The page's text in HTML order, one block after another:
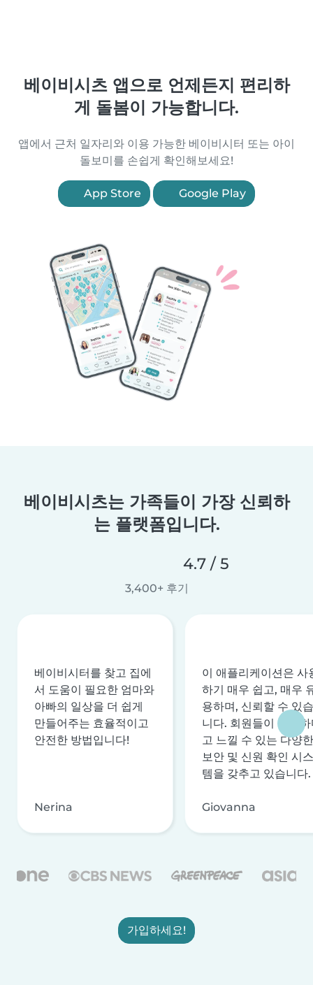
베이비시츠 앱으로 언제든지 편리하
게 돌봄이 가능합니다.
앱에서 근처 일자리와 이용 가능한 베이비시터 또는 아이
돌보미를 손쉽게 확인해보세요!
App Store Google Play
베이비시츠는 가족들이 가장 신뢰하
는 플랫폼입니다.
4.7 / 5
3,400+ 후기
베이비시터를 찾고 집에
서 도움이 필요한 엄마와
아빠의 일상을 더 쉽게
만들어주는 효율적이고
안전한 방법입니다!
Nerina
이 애플리케이션은 사
하기 매우 쉽고, 매우
용하며, 신뢰할 수 있습
니다. 회원들이 안전
고 느낄 수 있는 다양한
보안 및 신원 확인 시스
템을 갖추고 있습니다.
Giovanna
가입하세요!